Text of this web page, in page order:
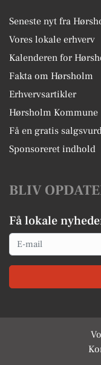
Seneste nyt fra
Vores lokale erhverv
Kalenderen for
Fakta om Hørsholm
Erhvervsartikler
Hørsholm Kommune
Få en gratis
Sponsoreret indhold
BLIV
Få lokale
Email